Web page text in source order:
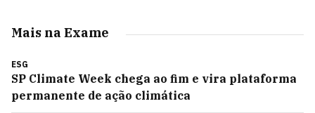
Mais na Exame
ESG
SP Climate Week chega ao fim e vira plataforma
permanente de ação climática